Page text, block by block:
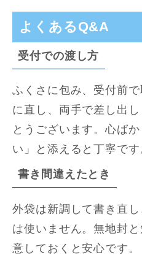
よくあるQ&A
受付での渡し方
ふくさに包み、受付前
に直し、両手で差し出
とうございます。心ば
い」と添えると丁寧です
書き間違えたとき
外袋は新調して書き直
は使いません。無地封
意しておくと安心です。